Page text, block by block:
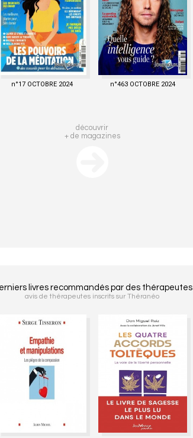
n°17 OCTOBRE 2024 n°463 OCTOBRE 2024
découvrir
+ de magazines
livres recommandés par des thérapeutes
avis de thérapeutes inscrits sur Théranéo